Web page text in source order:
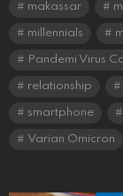
makassar
millennials
Pandemi Virus
relationship
smartphone
Varian Omicron